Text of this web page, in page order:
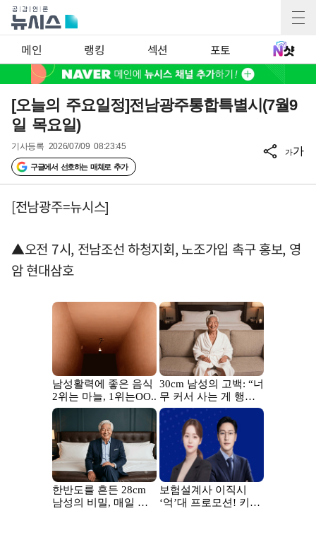
메인 랭킹 섹션 포토
[오늘의 주요일정]전남광주통합특별시(7월9
일 목요일)
기사등록 2026/07/09 08:23:45
구글에서 선호하는 매체로 추가
가가
[전남광주=뉴시스]
▲오전 7시, 전남조선 하청지회, 노조가입 촉구 홍보, 영
암 현대삼호